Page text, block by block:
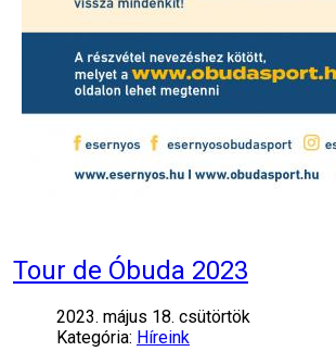
Tour de Óbuda 2023
2023. május 18. csütörtök
Kategória: Híreink